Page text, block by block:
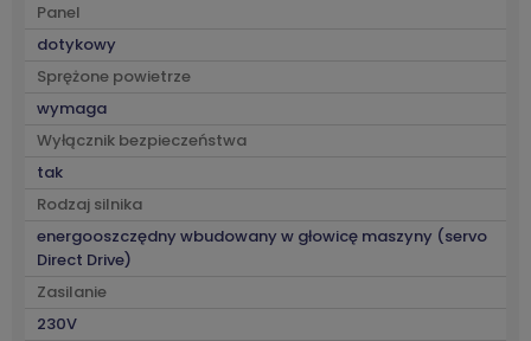
Panel
dotykowy
Sprężone powietrze
wymaga
Wyłącznik bezpieczeństwa
tak
Rodzaj silnika
energooszczędny wbudowany w głowicę maszyny (servo
Direct Drive)
Zasilanie
230V